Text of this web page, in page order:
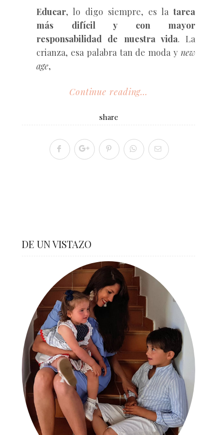
Educar, lo digo siempre, es la tarea
más difícil y con mayor
responsabilidad de nuestra vida. La
crianza, esa palabra tan de moda y new
age,
Continue reading...
share
DE UN VISTAZO